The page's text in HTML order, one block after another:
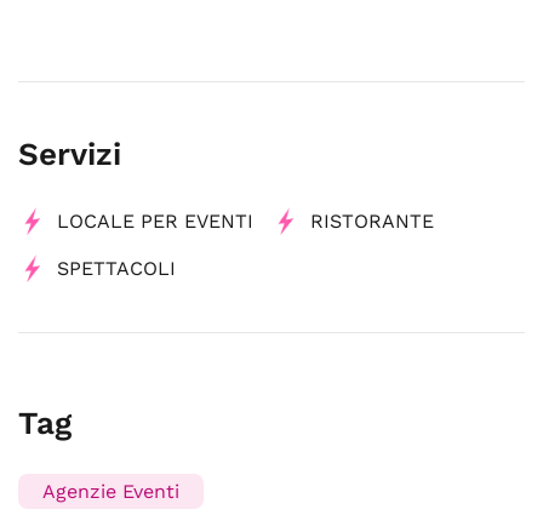
Servizi
LOCALE PER EVENTI RISTORANTE
SPETTACOLI
Tag
Agenzie Eventi